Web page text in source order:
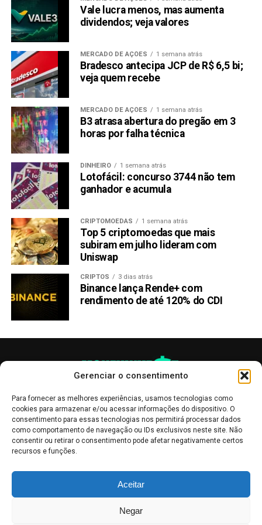
Gerenciar o consentimento
Para fornecer as melhores experiências, usamos tecnologias como
cookies para armazenar e/ou acessar informações do dispositivo. O
consentimento para essas tecnologias nos permitirá processar dados
como comportamento de navegação ou IDs exclusivos neste site. Não
consentir ou retirar o consentimento pode afetar negativamente certos
recursos e funções.
Aceitar
Negar
Copy
Link
WhatsApp
Twitter
Facebook
Reddit
Email
TÓPICOS RELACIONADOS: DOGE
PRÓXIMA:
Pepe, Bonk e Floki recuam e perdem espaço no
mercado de memecoins
NÃO PERCA:
Febre Labubu agora é cripto: nova memecoin
$LABUBU tenta repetir sucesso viral
Vale lucra menos, mas aumenta
dividendos; veja valores
MERCADO DE AÇÕES 1 semana atrás
Bradesco antecipa JCP de R$ 6,5 bi;
veja quem recebe
MERCADO DE AÇÕES 1 semana atrás
B3 atrasa abertura do pregão em 3
horas por falha técnica
DINHEIRO 1 semana atrás
Lotofácil: concurso 3744 não tem
ganhador e acumula
CRIPTOMOEDAS 1 semana atrás
Top 5 criptomoedas que mais
subiram em julho lideram com
Uniswap
CRIPTOS 3 dias atrás
Binance lança Rende+ com
rendimento de até 120% do CDI
informativo, servindo como boletins de divulgação, e não devem ser
interpretadas como recomendações de investimento.Leia mais
Bolsa de Valores